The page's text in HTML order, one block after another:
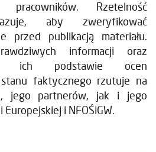
Rzetelność
aby zweryfikować
przed publikacją materiału.
informacji oraz
ich podstawie ocen
faktycznego rzutuje na
jego partnerów, jak i jego
i NFOŚiGW.